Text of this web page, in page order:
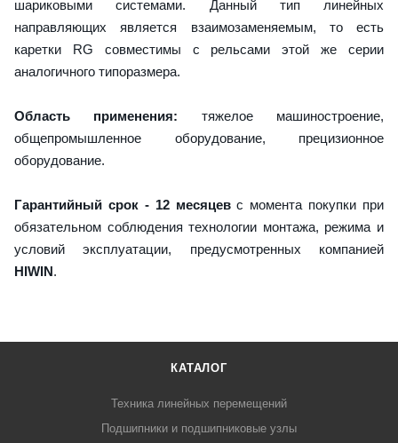
шариковыми системами. Данный тип линейных
направляющих является взаимозаменяемым, то есть
каретки RG совместимы с рельсами этой же серии
аналогичного типоразмера.
Область применения: тяжелое машиностроение,
общепромышленное оборудование, прецизионное
оборудование.
Гарантийный срок - 12 месяцевс момента покупки при
обязательном соблюдения технологии монтажа, режима и
условий эксплуатации, предусмотренных компанией
HIWIN.
КАТАЛОГ
Техника линейных перемещений
Подшипники и подшипниковые узлы